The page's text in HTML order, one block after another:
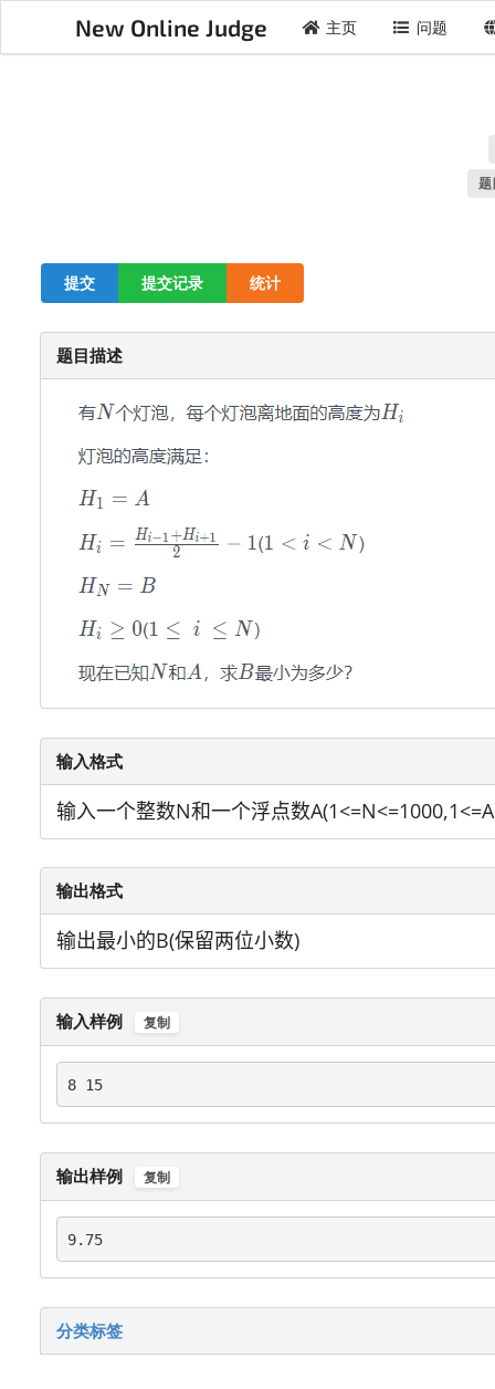
New Online Judge 主页 问题
题
提交 提交记录 统计
题目描述
输入格式
输入一个整数N和一个浮点数
输出格式
输出最小的B(保留两位小数)
输入样例 复制
8 15
输出样例 复制
9.75
分类标签